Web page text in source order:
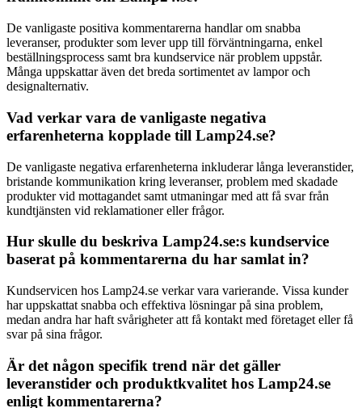
De vanligaste positiva kommentarerna handlar om snabba
leveranser, produkter som lever upp till förväntningarna, enkel
beställningsprocess samt bra kundservice när problem uppstår.
Många uppskattar även det breda sortimentet av lampor och
designalternativ.
Vad verkar vara de vanligaste negativa
erfarenheterna kopplade till Lamp24.se?
De vanligaste negativa erfarenheterna inkluderar långa leveranstider,
bristande kommunikation kring leveranser, problem med skadade
produkter vid mottagandet samt utmaningar med att få svar från
kundtjänsten vid reklamationer eller frågor.
Hur skulle du beskriva Lamp24.se:s kundservice
baserat på kommentarerna du har samlat in?
Kundservicen hos Lamp24.se verkar vara varierande. Vissa kunder
har uppskattat snabba och effektiva lösningar på sina problem,
medan andra har haft svårigheter att få kontakt med företaget eller få
svar på sina frågor.
Är det någon specifik trend när det gäller
leveranstider och produktkvalitet hos Lamp24.se
enligt kommentarerna?